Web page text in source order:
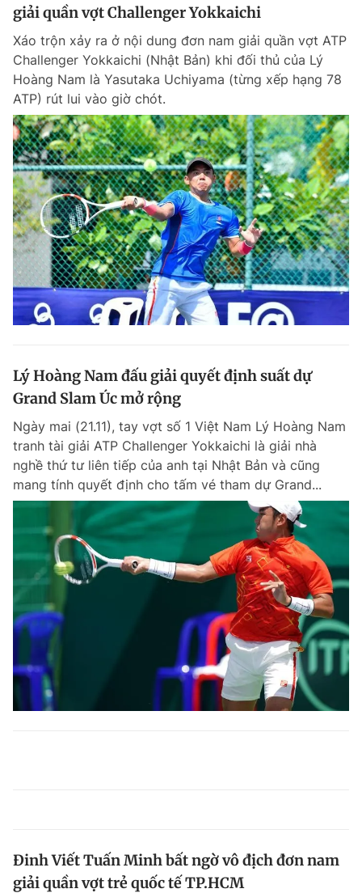
giải quần vợt Challenger Yokkaichi
Xáo trộn xảy ra ở nội dung đơn nam giải quần vợt ATP
Challenger Yokkaichi (Nhật Bản) khi đối thủ của Lý
Hoàng Nam là Yasutaka Uchiyama (từng xếp hạng 78
ATP) rút lui vào giờ chót.
Lý Hoàng Nam đấu giải quyết định suất dự
Grand Slam Úc mở rộng
Ngày mai (21.11), tay vợt số 1 Việt Nam Lý Hoàng Nam
tranh tài giải ATP Challenger Yokkaichi là giải nhà
nghề thứ tư liên tiếp của anh tại Nhật Bản và cũng
mang tính quyết định cho tấm vé tham dự Grand...
Đinh Viết Tuấn Minh bất ngờ vô địch đơn nam
giải quần vợt trẻ quốc tế TP.HCM